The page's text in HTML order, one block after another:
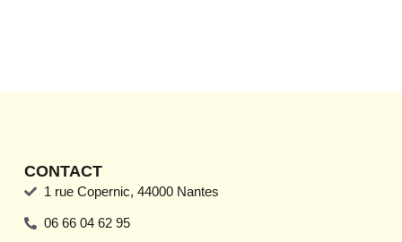
CONTACT
1 rue Copernic, 44000 Nantes
06 66 04 62 95